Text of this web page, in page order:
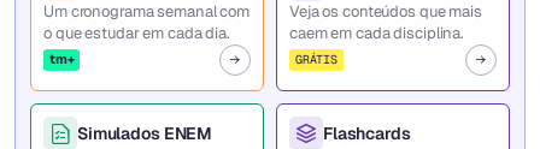
Um cronograma semanal com
o que estudar em cada dia.
tm+
Veja os conteúdos que mais
caem em cada disciplina.
GRÁTIS
Simulados ENEM Flashcards